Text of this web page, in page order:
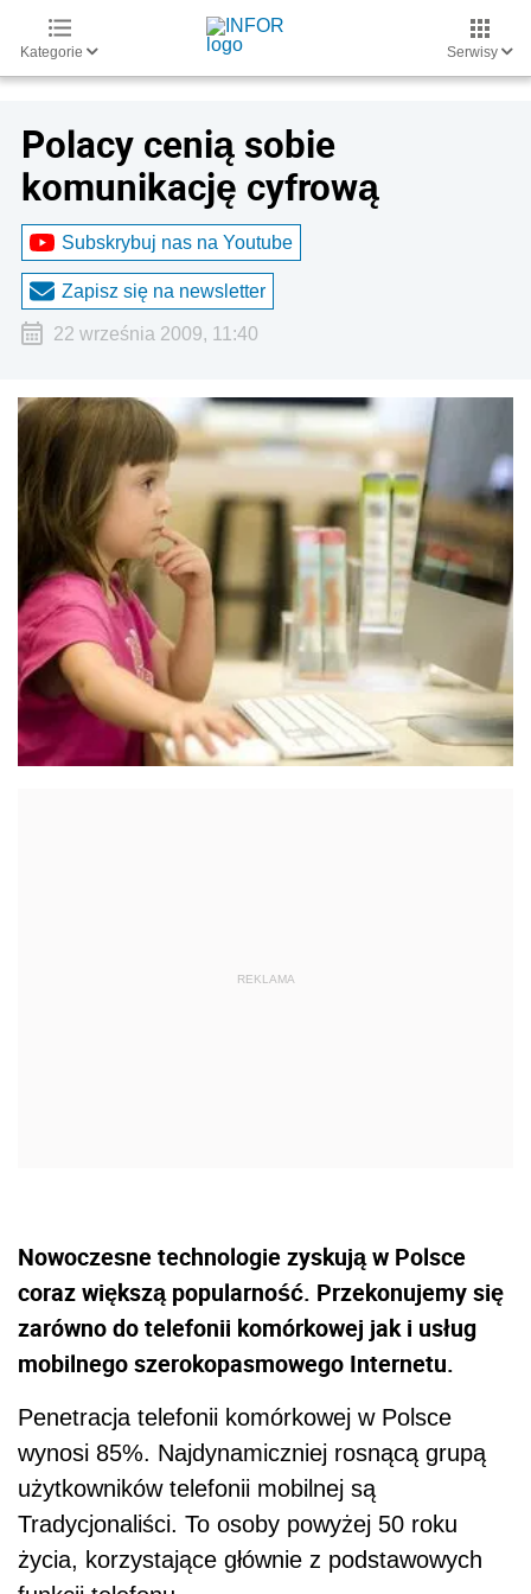
Kategorie Serwisy
Polacy cenią sobie
komunikację cyfrową
Subskrybuj nas na Youtube
Zapisz się na newsletter
22 września 2009, 11:40
Nowoczesne technologie zyskują w Polsce
coraz większą popularność. Przekonujemy się
zarówno do telefonii komórkowej jak i usług
mobilnego szerokopasmowego Internetu.
Penetracja telefonii komórkowej w Polsce
wynosi 85%. Najdynamiczniej rosnącą grupą
użytkowników telefonii mobilnej są
Tradycjonaliści. To osoby powyżej 50 roku
życia, korzystające głównie z podstawowych